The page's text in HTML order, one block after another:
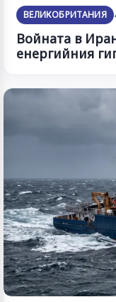
ВЕЛИКОБРИТАНИЯ
Войната в
енергийния